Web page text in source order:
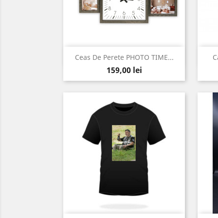
Ceas De Perete PHOTO TIME...
Pret
159,00 lei
Vizualizare rapida